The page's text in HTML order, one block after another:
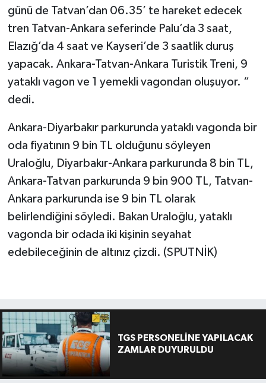
günü de Tatvan’dan 06.35’ te hareket edecek
tren Tatvan-Ankara seferinde Palu’da 3 saat,
Elazığ’da 4 saat ve Kayseri’de 3 saatlik duruş
yapacak. Ankara-Tatvan-Ankara Turistik Treni, 9
yataklı vagon ve 1 yemekli vagondan oluşuyor. “
dedi.
Ankara-Diyarbakır parkurunda yataklı vagonda bir
oda fiyatının 9 bin TL olduğunu söyleyen
Uraloğlu, Diyarbakır-Ankara parkurunda 8 bin TL,
Ankara-Tatvan parkurunda 9 bin 900 TL, Tatvan-
Ankara parkurunda ise 9 bin TL olarak
belirlendiğini söyledi. Bakan Uraloğlu, yataklı
vagonda bir odada iki kişinin seyahat
edebileceğinin de altınız çizdi. (SPUTNİK)
TGS PERSONELİNE YAPILACAK
ZAMLAR DUYURULDU